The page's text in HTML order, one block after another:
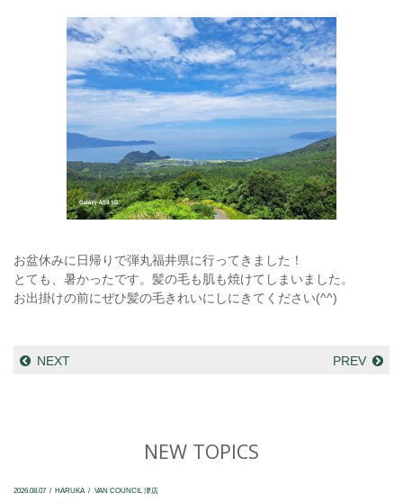
お盆休みに日帰りで弾丸福井県に行ってきました！
とても、暑かったです。髪の毛も肌も焼けてしまいました。
お出掛けの前にぜひ髪の毛きれいにしにきてください(^^)
NEXT PREV
NEW TOPICS
2026.08.07 HARUKA VAN COUNCIL 津店